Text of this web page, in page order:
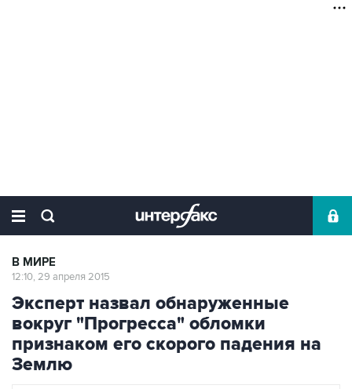
В МИРЕ
12:10, 29 апреля 2015
Эксперт назвал обнаруженные
вокруг "Прогресса" обломки
признаком его скорого падения на
Землю